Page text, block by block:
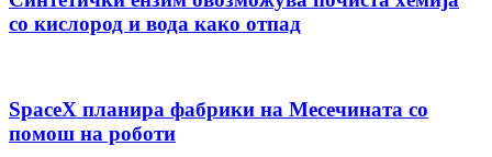
со кислород и вода како отпад
SpaceX планира фабрики на Месечината со
помош на роботи